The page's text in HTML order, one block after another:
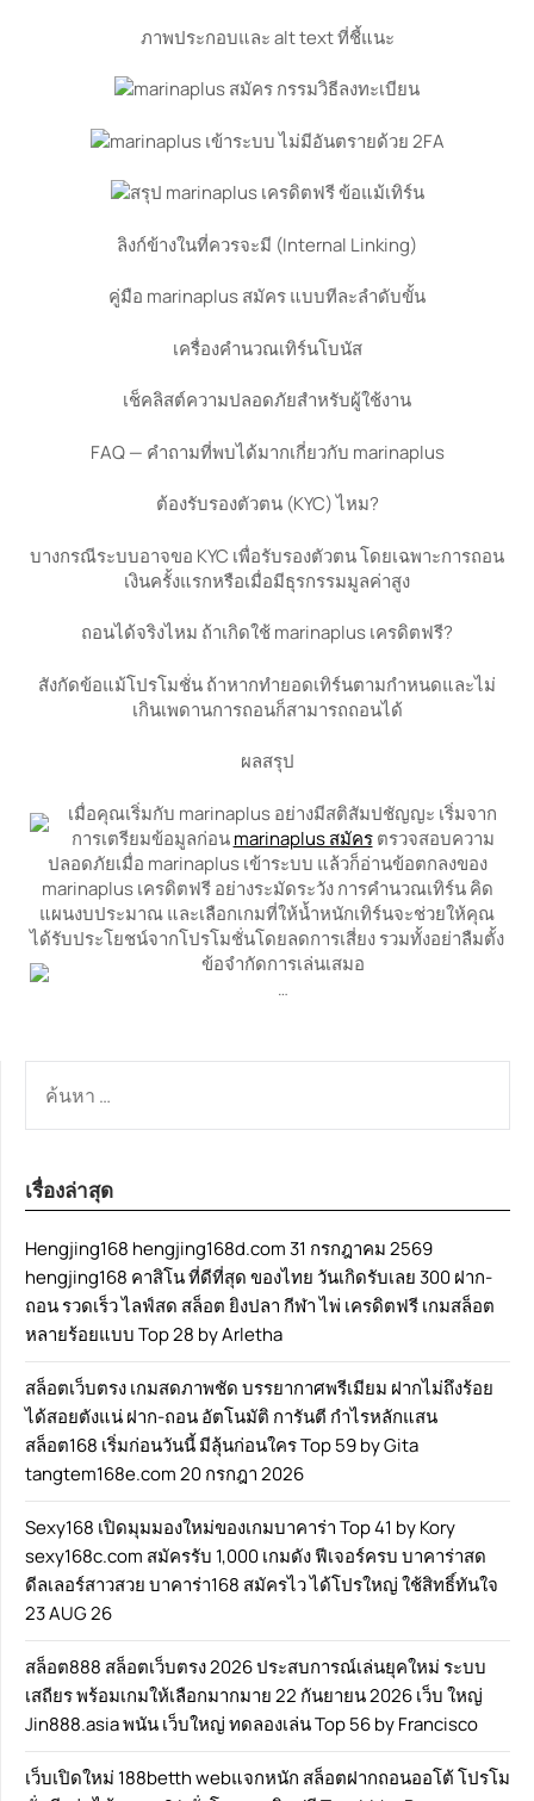
ภาพประกอบและ alt text ที่ชี้แนะ
ลิงก์ข้างในที่ควรจะมี (Internal Linking)
คู่มือ marinaplus สมัคร แบบทีละลำดับขั้น
เครื่องคำนวณเทิร์นโบนัส
เช็คลิสต์ความปลอดภัยสำหรับผู้ใช้งาน
FAQ — คำถามที่พบได้มากเกี่ยวกับ marinaplus
ต้องรับรองตัวตน (KYC) ไหม?
บางกรณีระบบอาจขอ KYC เพื่อรับรองตัวตน โดยเฉพาะการถอน
เงินครั้งแรกหรือเมื่อมีธุรกรรมมูลค่าสูง
ถอนได้จริงไหม ถ้าเกิดใช้ marinaplus เครดิตฟรี?
สังกัดข้อแม้โปรโมชั่น ถ้าหากทำยอดเทิร์นตามกำหนดและไม่
เกินเพดานการถอนก็สามารถถอนได้
ผลสรุป
เมื่อคุณเริ่มกับ marinaplus อย่างมีสติสัมปชัญญะ เริ่มจาก
การเตรียมข้อมูลก่อนmarinaplus สมัครตรวจสอบความ
ปลอดภัยเมื่อ marinaplus เข้าระบบ แล้วก็อ่านข้อตกลงของ
marinaplus เครดิตฟรี อย่างระมัดระวัง การคำนวณเทิร์น คิด
แผนงบประมาณ และเลือกเกมที่ให้น้ำหนักเทิร์นจะช่วยให้คุณ
ได้รับประโยชน์จากโปรโมชั่นโดยลดการเสี่ยง รวมทั้งอย่าลืมตั้ง
ข้อจำกัดการเล่นเสมอ
…
สำหรับ:
เรื่องล่าสุด
Hengjing168 hengjing168d.com 31 กรกฎาคม 2569
hengjing168 คาสิโน ที่ดีที่สุด ของไทย วันเกิดรับเลย 300 ฝาก-
ถอน รวดเร็ว ไลฟ์สด สล็อต ยิงปลา กีฬา ไพ่ เครดิตฟรี เกมสล็อต
หลายร้อยแบบ Top 28 by Arletha
สล็อตเว็บตรง เกมสดภาพชัด บรรยากาศพรีเมียม ฝากไม่ถึงร้อย
ได้สอยตังแน่ ฝาก-ถอน อัตโนมัติ การันตี กำไรหลักแสน
สล็อต168 เริ่มก่อนวันนี้ มีลุ้นก่อนใคร Top 59 by Gita
tangtem168e.com 20 กรกฎา 2026
Sexy168 เปิดมุมมองใหม่ของเกมบาคาร่า Top 41 by Kory
sexy168c.com สมัครรับ 1,000 เกมดัง ฟีเจอร์ครบ บาคาร่าสด
ดีลเลอร์สาวสวย บาคาร่า168 สมัครไว ได้โปรใหญ่ ใช้สิทธิ์ทันใจ
23 AUG 26
สล็อต888 สล็อตเว็บตรง 2026 ประสบการณ์เล่นยุคใหม่ ระบบ
เสถียร พร้อมเกมให้เลือกมากมาย 22 กันยายน 2026 เว็บ ใหญ่
Jin888.asia พนัน เว็บใหญ่ ทดลองเล่น Top 56 by Francisco
เว็บเปิดใหม่ 188betth webแจกหนัก สล็อตฝากถอนออโต้ โปรโม